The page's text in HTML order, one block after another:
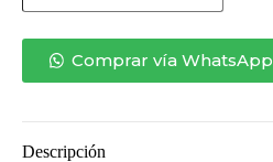
COMEDOR
CUBIERTA
MADERA
cantidad
Comprar vía WhatsApp
Descripción